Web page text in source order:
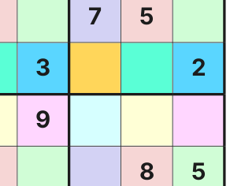
7 5
3 2
9
8 5